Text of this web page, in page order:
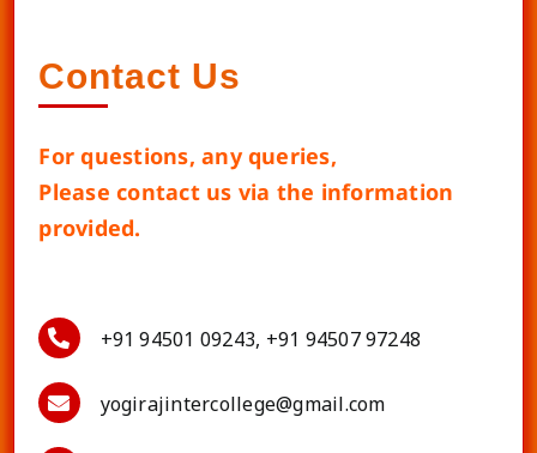
Contact Us
For questions, any queries,
Please contact us via the information
provided.
+91 94501 09243, +91 94507 97248
yogirajintercollege@gmail.com